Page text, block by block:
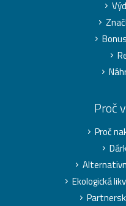
Proč
Proč
Ekologická